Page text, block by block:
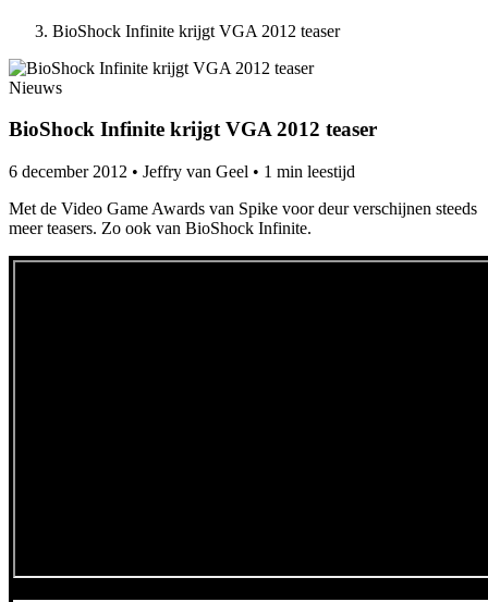
BioShock Infinite krijgt VGA 2012 teaser
Nieuws
BioShock Infinite krijgt VGA 2012 teaser
6 december 2012 • Jeffry van Geel • 1 min leestijd
Met de Video Game Awards van Spike voor deur verschijnen steeds
meer teasers. Zo ook van BioShock Infinite.